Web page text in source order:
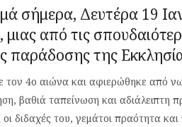
σήμερα, Δευτέρα 19
από τις
παράδοσης της
τον 4ο αιώνα και αφιερώθηκε από
βαθιά ταπείνωση και αδιάλειπτη
οι διδαχές του, γεμάτοι πραότητα